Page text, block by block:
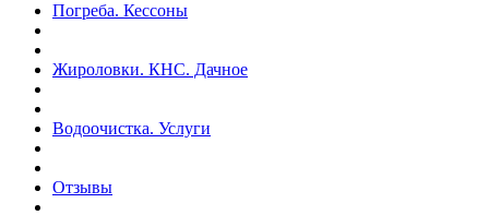
Погреба. Кессоны
Жироловки. КНС. Дачное
Водоочистка. Услуги
Отзывы